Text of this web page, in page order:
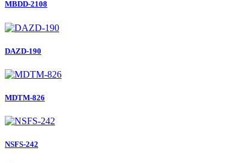
MBDD-2108
DAZD-190
MDTM-826
NSFS-242